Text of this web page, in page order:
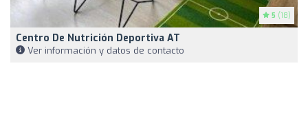
5 (18)
Centro De Nutrición Deportiva AT
Ver información y datos de contacto